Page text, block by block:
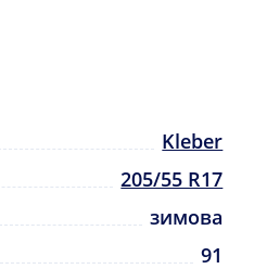
Kleber
205/55 R17
зимова
91